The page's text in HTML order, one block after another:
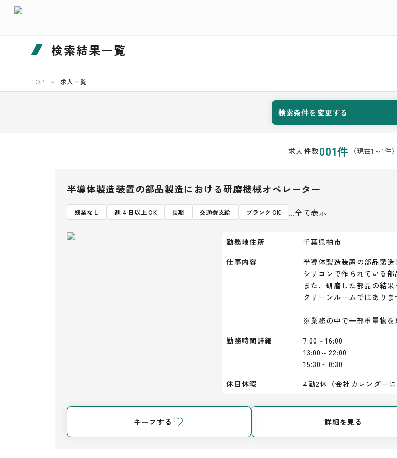
検索結果一覧
TOP 求人一覧
検索条件を変更する
求人件数001件 （現在1 ～1件）
半導体製造装置の部品製造における研磨機械オペレーター
残業なし 週 4 日以上 OK 長期 交通費支給 ブランク OK ...全て表示
勤務地住所
千葉県柏市
仕事内容
半導体製造装置の部品製造
シリコンで作られている部
また、研磨した部品の結
クリーンルームではあり
※業務の中で一部重量物を
勤務時間詳細
7:00～16:00
13:00～22:00
15:30～0:30
休日休暇
4勤2休（会社カレンダーに
キープする 詳細を見る